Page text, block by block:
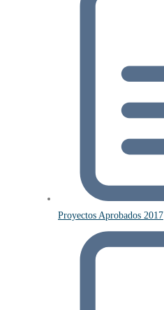
Proyectos Aprobados 2017